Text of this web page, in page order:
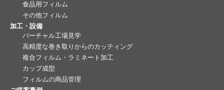
食品用フィルム
その他フィルム
加工・設備
バーチャル工場見学
高精度な巻き取りからのカッティング
複合フィルム・ラミネート加工
カップ成型
フィルムの商品管理